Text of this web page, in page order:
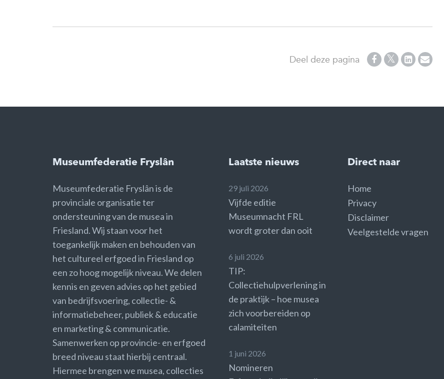
Deel deze pagina
Museumfederatie Fryslân
Museumfederatie Fryslân is de
provinciale organisatie ter
ondersteuning van de musea in
Friesland. Wij staan voor het
toegankelijk maken en behouden van
het cultureel erfgoed in Friesland op
een zo hoog mogelijk niveau. We delen
kennis en geven advies op het gebied
van bedrijfsvoering, collectie- &
informatiebeheer, publiek & educatie
en marketing & communicatie.
Samenwerken op provincie- en erfgoed
breed niveau staat hierbij centraal.
Hiermee brengen we musea, collecties
Laatste nieuws
29 juli 2026
Vijfde editie
Museumnacht FRL
wordt groter dan ooit
6 juli 2026
TIP:
Collectiehulpverlening in
de praktijk – hoe musea
zich voorbereiden op
calamiteiten
1 juni 2026
Nomineren
Direct naar
Home
Privacy
Disclaimer
Veelgestelde vragen